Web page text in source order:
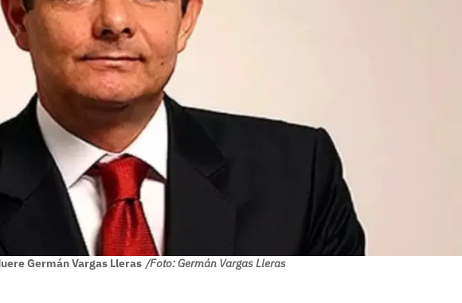
Germán Vargas Lleras /Foto: Germán Vargas Lleras